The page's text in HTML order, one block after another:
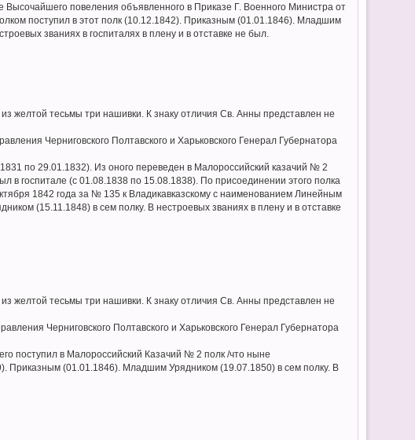
повеления объявленного в Приказе Г. Военного Министра от
поступил в этот полк (10.12.1842). Приказным (01.01.1846). Младшим
званиях в госпиталях в плену и в отставке не был.
желтой тесьмы три нашивки. К знаку отличия Св. Анны представлен не
Черниговского Полтавского и Харьковского Генерал Губернатора
по 29.01.1832). Из оного переведен в Малороссийский казачий № 2
госпитале (с 01.08.1838 по 15.08.1838). По присоединении этого полка
1842 года за № 135 к Владикавказскому с наименованием Линейным
(15.11.1848) в сем полку. В нестроевых званиях в плену и в отставке
желтой тесьмы три нашивки. К знаку отличия Св. Анны представлен не
Черниговского Полтавского и Харьковского Генерал Губернатора
поступил в Малороссийский Казачий № 2 полк /что ныне
Приказным (01.01.1846). Младшим Урядником (19.07.1850) в сем полку. В